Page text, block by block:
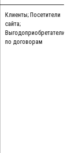
Клиенты; Посетители
сайта;
Выгодоприобретатели
по договорам